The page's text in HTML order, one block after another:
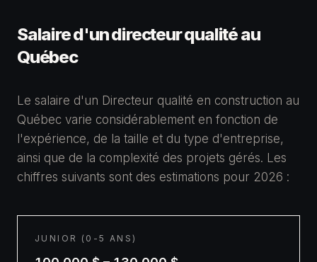
Salaire d'undirecteur qualitéau
Québec
Le salaire d'un Directeur qualité en construction au
Québec varie considérablement en fonction de
l'expérience, de la taille et du type d'entreprise,
ainsi que de la complexité des projets gérés. Les
chiffres suivants sont des estimations pour 2026 :
JUNIOR (0-5 ANS)